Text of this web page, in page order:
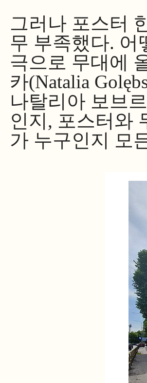
그러나 포스터
무 부족했다. 어
극으로 무대에
카(Natalia
나탈리아 보브
인지, 포스터와
가 누구인지 모